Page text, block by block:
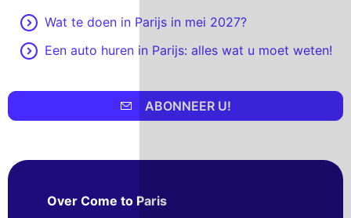
Wat te doen in Parijs in mei 2027?
Een auto huren in Parijs: alles wat u moet weten!
ABONNEER U!
Over Come to Paris